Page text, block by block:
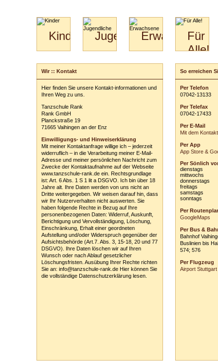
Kinder
Kids
&
Kiga-
Kids
3-
JugendlicheErwachsene
Specials
Paare
Hochzeitstanzkurs
Für
Alle!
Bilder
Download
Video
Catering
Wir :: Kontakt
Hier finden Sie unsere Kontakt-informationen und
Ihren Weg zu uns.
Tanzschule Rank
Rank GmbH
Planckstraße 19
71665 Vaihingen an der Enz
Einwilligungs- und Hinweiserklärung
Mit meiner Kontaktanfrage willige ich – jederzeit
widerruflich – in die Verarbeitung meiner E-Mail-
Adresse und meiner persönlichen Nachricht zum
Zwecke der Kontaktaufnahme auf der Webseite
www.tanzschule-rank.de ein. Rechtsgrundlage
ist: Art. 6 Abs. 1 S 1 lit a DSGVO. Ich bin über 18
Jahre alt. Ihre Daten werden von uns nicht an
Dritte weitergegeben. Wir weisen darauf hin, dass
wir Ihr Nutzerverhalten nicht auswerten. Sie
haben folgende Rechte in Bezug auf Ihre
personenbezogenen Daten: Widerruf, Auskunft,
Berichtigung und Vervollständigung, Löschung,
Einschränkung, Erhalt einer geordneten
Aufstellung und/oder Widerspruch gegenüber der
Aufsichtsbehörde (Art.7. Abs. 3, 15-18, 20 und 77
DSGVO). Ihre Daten löschen wir auf Ihren
Wunsch oder nach Ablauf gesetzlicher
Löschungsfristen. Ausübung Ihrer Rechte richten
Sie an: info@tanzschule-rank.de Hier können Sie
die vollständige Datenschutzerklärung lesen.
So erreichen
Per Telefon
07042-13133
Per Telefax
07042-17433
Per E-Mail
Mit dem
Per App
App Store &
Per Sönlich
dienstags
mittwochs
donnerstags
freitags
samstags
sonntags
Per
GoogleMaps
Per Bus &
Bahnhof
Buslinien bis
574; 576
Per Flugzeug
Airport Stuttgart
Schreiben Sie
Ihre
Vor- und
E-Mail-
Betreff:
Ihre Nachricht
ausblenden
Einwilligungs-
*siehe links